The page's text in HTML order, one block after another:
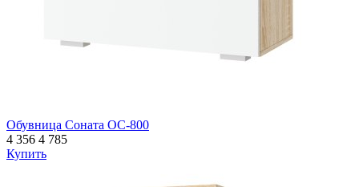
Обувница Соната ОС-800
4 356 4 785
Купить